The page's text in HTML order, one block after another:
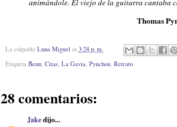
animándole. El viejo de la guitarra cantaba
Thomas
La culpable Luna Miguel at 3:24 p. m.
Etiqueta Benn Citas La Gavia Pynchon Retrato
28 comentarios:
Jakedijo...